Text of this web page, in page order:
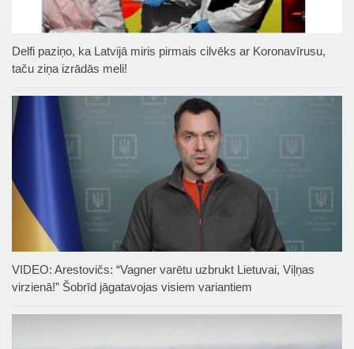
Delfi paziņo, ka Latvijā miris pirmais cilvēks ar Koronavīrusu,
taču ziņa izrādās meli!
VIDEO: Arestovičs: “Vagner varētu uzbrukt Lietuvai, Viļņas
virzienā!” Šobrīd jāgatavojas visiem variantiem